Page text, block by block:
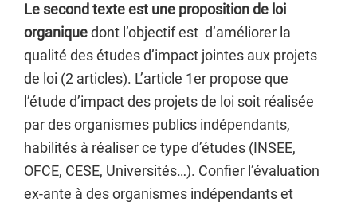
Le second texte est une proposition de loi
organiquedont l’objectif est d’améliorer la
qualité des études d’impact jointes aux projets
de loi (2 articles). L’article 1er propose que
l’étude d’impact des projets de loi soit réalisée
par des organismes publics indépendants,
habilités à réaliser ce type d’études (INSEE,
OFCE, CESE, Universités…). Confier l’évaluation
ex-ante à des organismes indépendants et